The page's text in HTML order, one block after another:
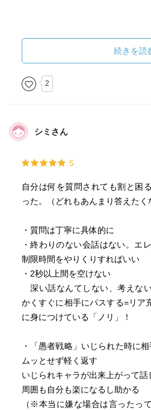
続きを読
2
シミさん
5
自分は何を質問されても割と困
った。（どれもあんまり答えたく
・質問は丁寧に具体的に
・終わりのない会話はない。エ
制限時間をやりくりすればいい
・2秒以上間を空けない
深い話なんてしない、考えな
かくすぐに相手にパスする=リア
に身につけている「ノリ」！
・「愚者戦略」いじられた時に
ムッとせず軽く返す
いじられキャラが出来上がって
周囲も自分も楽になるし助かる
（※本当に嫌な場合は言ったっ